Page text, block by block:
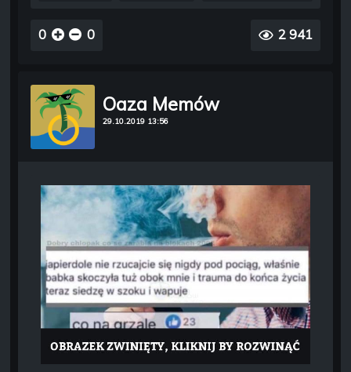
0 0 2 941
Oaza Memów
29.10.2019 13:56